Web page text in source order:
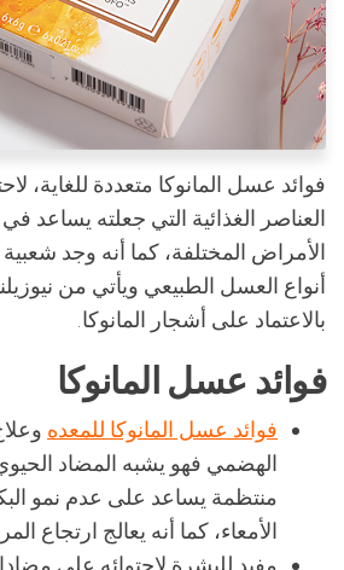
فوائد عسل المانوكا متعددة للغاية،
العناصر الغذائية التي جعلته يساعد
الأمراض المختلفة، كما أنه وجد شعبية
أنواع العسل الطبيعي ويأتي من
بالاعتماد على أشجار المانوكا.
فوائد عسل المانوكا
فوائد عسل المانوكا للمعده
الهضمي فهو يشبه المضاد
منتظمة يساعد على عدم نمو
الأمعاء، كما أنه يعالج ارتجاع
مفيد للبشرة لاحتوائه على